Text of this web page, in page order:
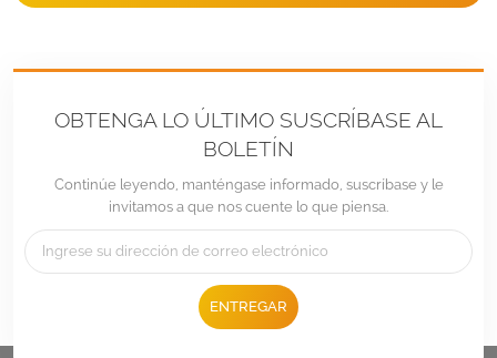
OBTENGA LO ÚLTIMO SUSCRÍBASE AL
BOLETÍN
Continúe leyendo, manténgase informado, suscríbase y le
invitamos a que nos cuente lo que piensa.
ENTREGAR